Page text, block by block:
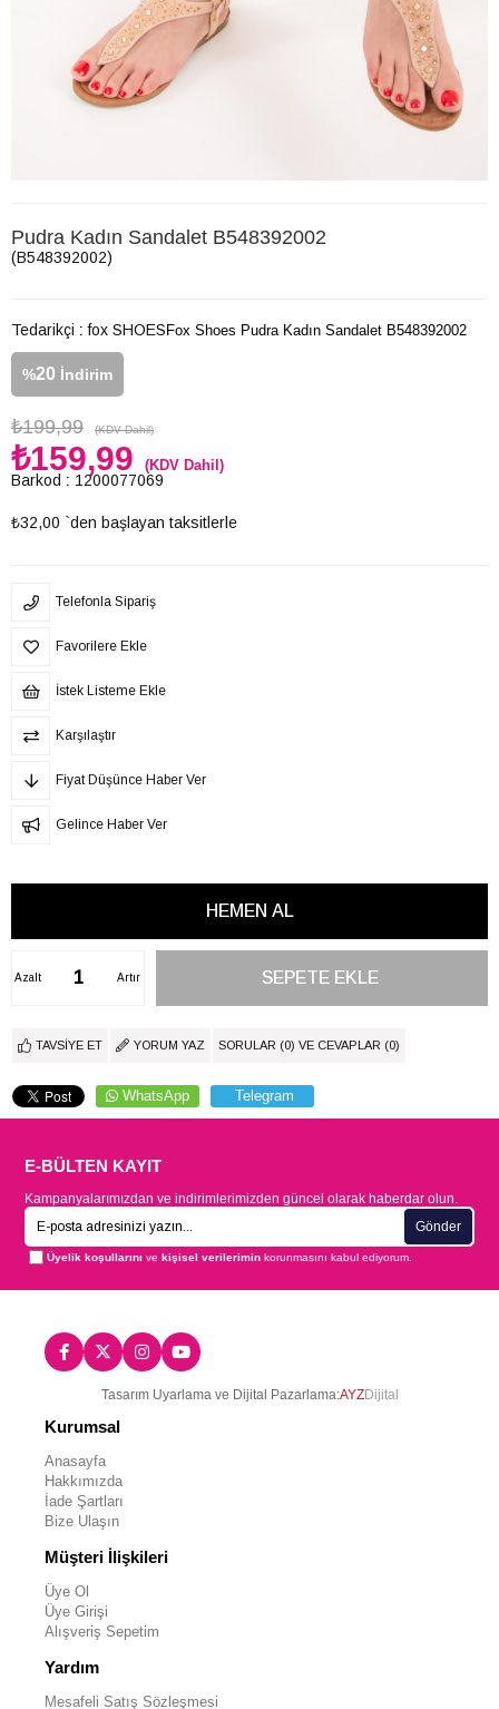
Pudra Kadın Sandalet B548392002
(B548392002)
Tedarikçi : fox SHOES
%20 İndirim
₺199,99 (KDV Dahil)
₺159,99 (KDV Dahil)
Barkod : 1200077069
₺32,00 `den başlayan taksitlerle
Fox Shoes Pudra Kadın Sandalet B548392002
Telefonla Sipariş
Favorilere Ekle
İstek Listeme Ekle
Karşılaştır
Fiyat Düşünce Haber Ver
Gelince Haber Ver
Artır
Azalt
TAVSIYE ET YORUM YAZ SORULAR (0) VE CEVAPLAR (0)
WhatsApp Telegram
E-BÜLTEN KAYIT
Kampanyalarımızdan ve indirimlerimizden güncel olarak haberdar olun.
Gönder
Üyelik koşullarını vekişisel verilerimin korunmasını kabul ediyorum.
Tasarım Uyarlama ve Dijital Pazarlama:AYZDijital
Kurumsal
Anasayfa
Hakkımızda
İade Şartları
Bize Ulaşın
Müşteri İlişkileri
Üye Ol
Üye Girişi
Alışveriş Sepetim
Yardım
Mesafeli Satış Sözleşmesi